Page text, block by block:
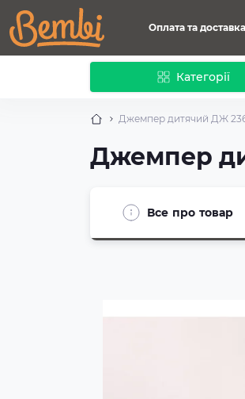
Оплата та доставка
Категорії
Джемпер дитячий ДЖ
Джемпер
Все про товар